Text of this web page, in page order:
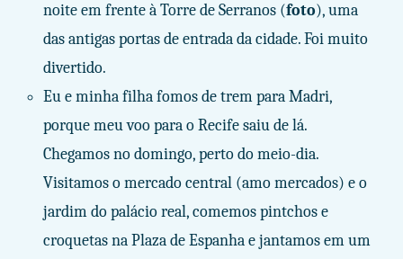
noite em frente à Torre de Serranos (foto), uma
das antigas portas de entrada da cidade. Foi muito
divertido.
Eu e minha filha fomos de trem para Madri,
porque meu voo para o Recife saiu de lá.
Chegamos no domingo, perto do meio-dia.
Visitamos o mercado central (amo mercados) e o
jardim do palácio real, comemos pintchos e
croquetas na Plaza de Espanha e jantamos em um